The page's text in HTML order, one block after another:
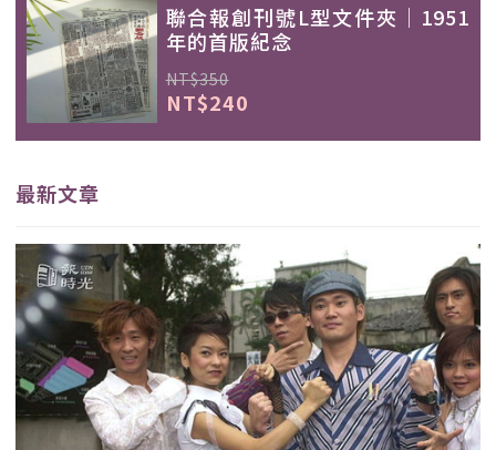
聯合報創刊號L型文件夾｜1951
年的首版紀念
NT$350
NT$240
最新文章